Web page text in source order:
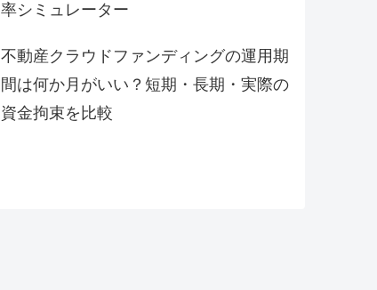
率シミュレーター
不動産クラウドファンディングの運用期
間は何か月がいい？短期・長期・実際の
資金拘束を比較